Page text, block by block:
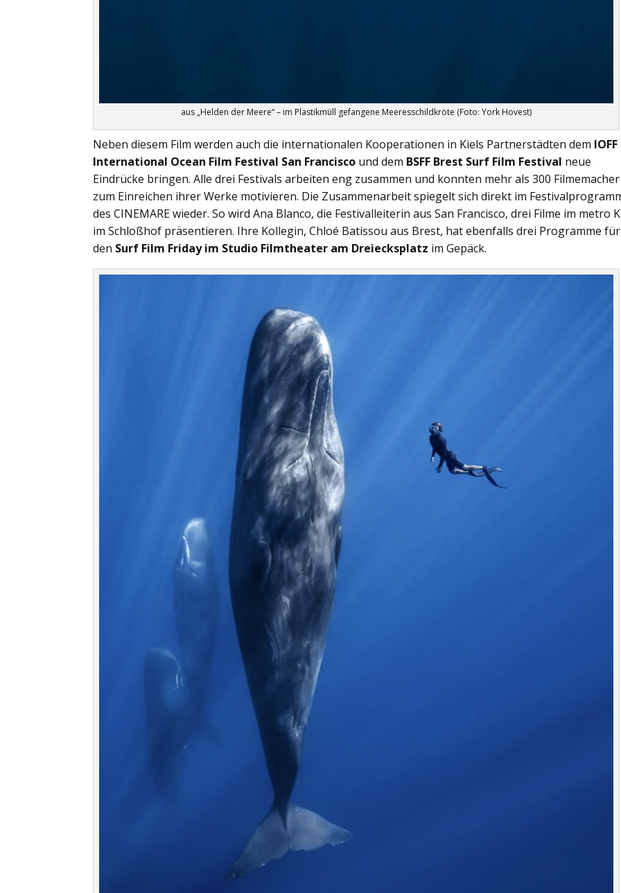
aus „Helden der Meere“ – im Plastikmüll gefangene Meeresschildkröte (Foto: York Hovest)
Neben diesem Film werden auch die internationalen Kooperationen in Kiels Partnerstädten dem IOFF
International Ocean Film Festival San Francisco und dem BSFF Brest Surf Film Festival neue
Eindrücke bringen. Alle drei Festivals arbeiten eng zusammen und konnten mehr als 300 Filmemacher
zum Einreichen ihrer Werke motivieren. Die Zusammenarbeit spiegelt sich direkt im
des CINEMARE wieder. So wird Ana Blanco, die Festivalleiterin aus San Francisco, drei Filme im metro
im Schloßhof präsentieren. Ihre Kollegin, Chloé Batissou aus Brest, hat ebenfalls drei Programme für
den Surf Film Friday im Studio Filmtheater am Dreiecksplatz im Gepäck.